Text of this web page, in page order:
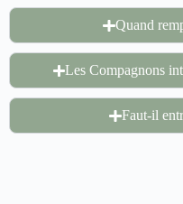
Quand
Les Compagnons
Faut-il